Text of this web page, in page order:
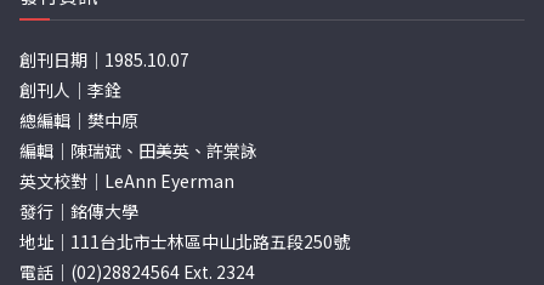
創刊日期｜1985.10.07
創刊人｜李銓
總編輯｜樊中原
編輯｜陳瑞斌、田美英、許棠詠
英文校對｜LeAnn Eyerman
發行｜銘傳大學
地址｜111台北市士林區中山北路五段250號
電話｜(02)28824564 Ext. 2324